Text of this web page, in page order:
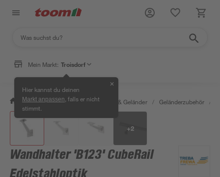
Mein Markt: Troisdorf
Hier kannst du deinen
Markt anpassen , falls er nicht
stimmt.
✕
/ Bauen & Renovieren / Treppen & Geländer / Geländerzubehör /
+2
Wandhalter 'B123' CubeRail
Edelstahloptik